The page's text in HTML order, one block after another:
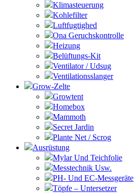
Klimasteuerung
Kohlefilter
Luftfugtighed
Ona Geruchskontrolle
Heizung
Belüftungs-Kit
Ventilator / Udsug
Ventilationsslanger
Grow-Zelte
Growtent
Homebox
Mammoth
Secret Jardin
Plante Net / Scrog
Ausrüstung
Mylar Und Teichfolie
Messtechnik Usw.
PH- Und EC-Messgeräte
Töpfe – Untersetzer